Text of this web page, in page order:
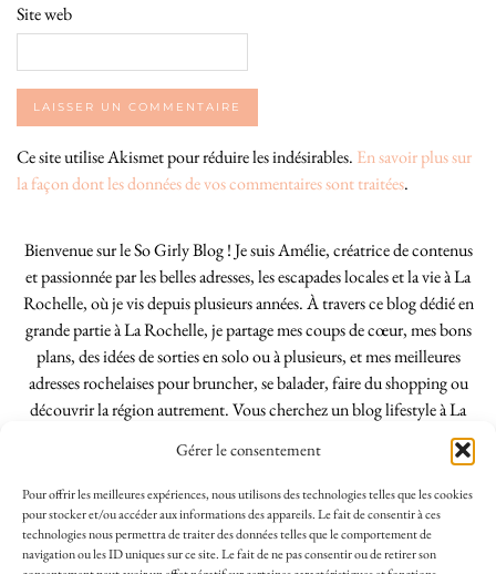
Gérer le consentement
Pour offrir les meilleures expériences, nous utilisons des technologies telles que les cookies
pour stocker et/ou accéder aux informations des appareils. Le fait de consentir à ces
technologies nous permettra de traiter des données telles que le comportement de
navigation ou les ID uniques sur ce site. Le fait de ne pas consentir ou de retirer son
Site web
Ce site utilise Akismet pour réduire les indésirables. En savoir plus sur
la façon dont les données de vos commentaires sont traitées.
Bienvenue sur le So Girly Blog ! Je suis Amélie, créatrice de contenus
et passionnée par les belles adresses, les escapades locales et la vie à La
Rochelle, où je vis depuis plusieurs années. À travers ce blog dédié en
grande partie à La Rochelle, je partage mes coups de cœur, mes bons
plans, des idées de sorties en solo ou à plusieurs, et mes meilleures
adresses rochelaises pour bruncher, se balader, faire du shopping ou
découvrir la région autrement. Vous cherchez un blog lifestyle à La
Rochelle, tenu par une locale ? Vous êtes au bon endroit. Que vous
soyez Rochelais·e ou de passage dans notre belle ville, j’espère que mes
articles vous aideront à profiter de La Rochelle comme un·e vrai·e
initié·e. !